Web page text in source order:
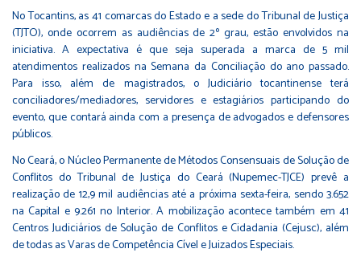
No Tocantins, as 41 comarcas do Estado e a sede do Tribunal de Justiça
(TJTO), onde ocorrem as audiências de 2º grau, estão envolvidos na
iniciativa. A expectativa é que seja superada a marca de 5 mil
atendimentos realizados na Semana da Conciliação do ano passado.
Para isso, além de magistrados, o Judiciário tocantinense terá
conciliadores/mediadores, servidores e estagiários participando do
evento, que contará ainda com a presença de advogados e defensores
públicos.
No Ceará, o Núcleo Permanente de Métodos Consensuais de Solução de
Conflitos do Tribunal de Justiça do Ceará (Nupemec-TJCE) prevê a
realização de 12,9 mil audiências até a próxima sexta-feira, sendo 3.652
na Capital e 9.261 no Interior. A mobilização acontece também em 41
Centros Judiciários de Solução de Conflitos e Cidadania (Cejusc), além
de todas as Varas de Competência Cível e Juizados Especiais.